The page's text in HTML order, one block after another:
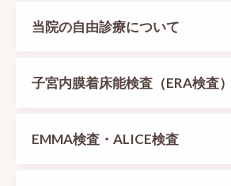
当院の自由診療について
子宮内膜着床能検査（ERA検査）
EMMA検査・ALICE検査